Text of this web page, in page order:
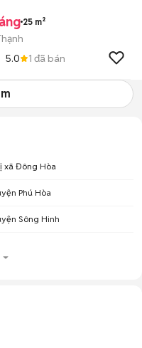
25 m²
5.0 1 đã bán
xã Đông Hòa
Phú Hòa
Sông Hinh